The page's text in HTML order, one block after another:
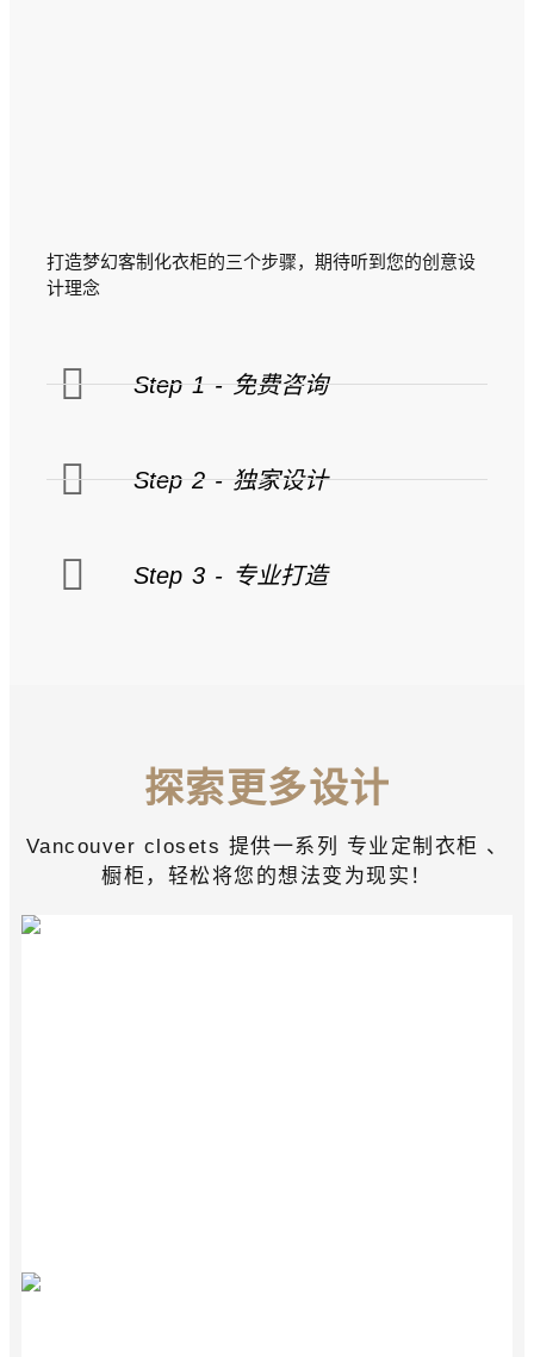
打造梦幻客制化衣柜的三个步骤，期待听到您的创意设
计理念
Step 1 - 免费咨询
Step 2 - 独家设计
Step 3 - 专业打造
探索更多设计
Vancouver closets 提供一系列 专业定制衣柜 、
橱柜，轻松将您的想法变为现实！